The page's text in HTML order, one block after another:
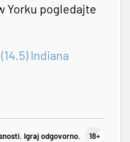
Yorku pogledajte
Indiana
Igraj odgovorno.